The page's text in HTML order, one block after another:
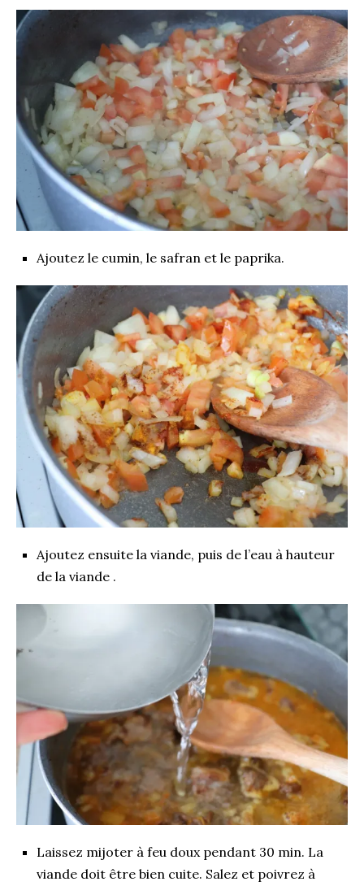
Ajoutez le cumin, le safran et le paprika.
Ajoutez ensuite la viande, puis de l’eau à hauteur
de la viande .
Laissez mijoter à feu doux pendant 30 min. La
viande doit être bien cuite. Salez et poivrez à